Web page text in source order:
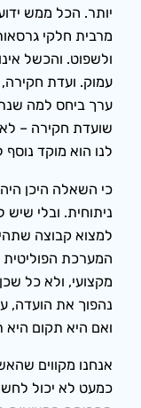
יותר. הכל ממש
מרבית חלקי
ולשפוט. והכשל
עמוק. ועדת
ערך ביחס למה
שועדת חקירה –
לנו הוא מוקד
כי השאלה היכן
ניתוחית. ובלי שיש
למצוא קבוצה
המערכת הפוליטית
מקצועי, ולא כל
נהפוך את הועדה,
ואם היא תקום
אנחנו מקווים
כמעט לא יכול